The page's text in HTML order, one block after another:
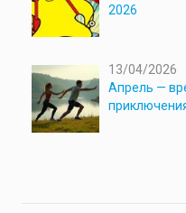
2026
13/04/2026
Апрель —